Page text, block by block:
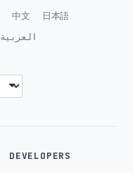
中文
日本語
العربية
DEVELOPERS